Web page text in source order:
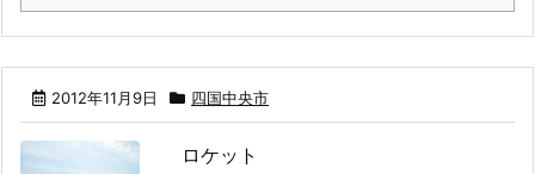
2012年11月9日 四国中央市
ロケット